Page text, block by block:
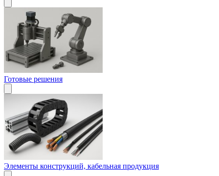
Готовые решения
Элементы конструкций, кабельная продукция